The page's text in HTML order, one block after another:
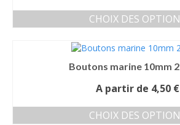
produit
options
peuvent
choisies
la
page
du
produit
CHOIX DES
produit
plusieurs
Les
options
peuvent
Boutons marine 10mm
A partir de 4,50 €
CHOIX DES